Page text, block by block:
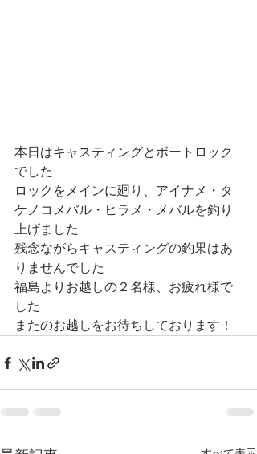
本日はキャスティングとボートロック
でした
ロックをメインに廻り、アイナメ・タ
ケノコメバル・ヒラメ・メバルを釣り
上げました
残念ながらキャスティングの釣果はあ
りませんでした
福島よりお越しの２名様、お疲れ様で
した
またのお越しをお待ちしております！